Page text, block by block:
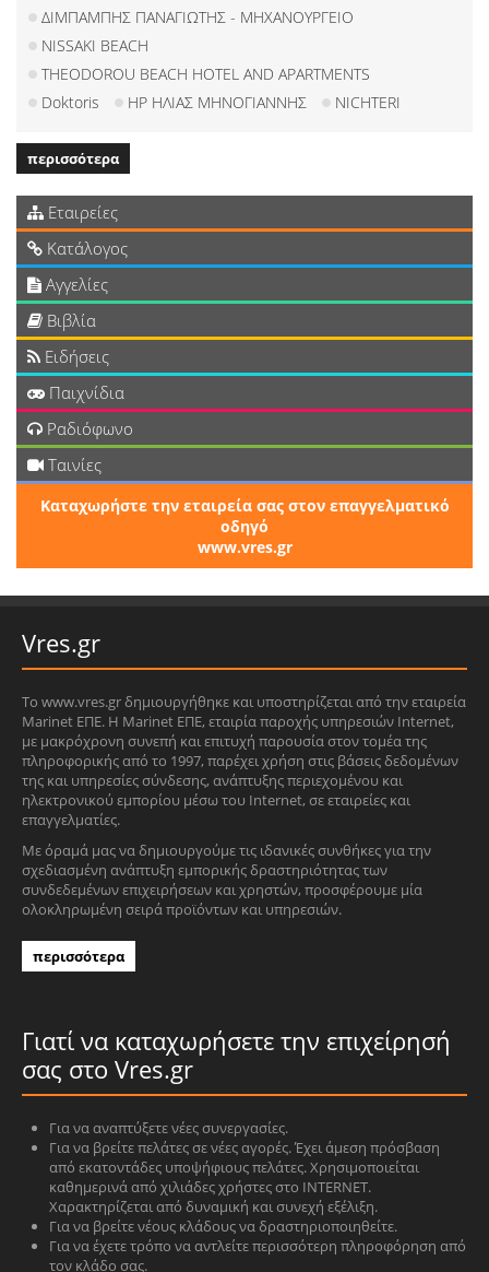
ΔΙΜΠΑΜΠΗΣ ΠΑΝΑΓΙΩΤΗΣ - ΜΗΧΑΝΟΥΡΓΕΙΟ
NISSAKI BEACH
THEODOROU BEACH HOTEL AND APARTMENTS
Doktoris
HP ΗΛΙΑΣ ΜΗΝΟΓΙΑΝΝΗΣ NICHTERI
περισσότερα
Εταιρείες
Κατάλογος
Αγγελίες
Βιβλία
Ειδήσεις
Παιχνίδια
Ραδιόφωνο
Ταινίες
Καταχωρήστε την εταιρεία σας στον επαγγελματικό
οδηγό
www.vres.gr
Vres.gr
Το www.vres.gr δημιουργήθηκε και υποστηρίζεται από την εταιρεία
Marinet ΕΠΕ. Η Marinet ΕΠΕ, εταιρία παροχής υπηρεσιών Internet,
με μακρόχρονη συνεπή και επιτυχή παρουσία στον τομέα της
πληροφορικής από το 1997, παρέχει χρήση στις βάσεις δεδομένων
της και υπηρεσίες σύνδεσης, ανάπτυξης περιεχομένου και
ηλεκτρονικού εμπορίου μέσω του Internet, σε εταιρείες και
επαγγελματίες.
Με όραμά μας να δημιουργούμε τις ιδανικές συνθήκες για την
σχεδιασμένη ανάπτυξη εμπορικής δραστηριότητας των
συνδεδεμένων επιχειρήσεων και χρηστών, προσφέρουμε μία
ολοκληρωμένη σειρά προϊόντων και υπηρεσιών.
περισσότερα
Γιατί να καταχωρήσετε την επιχείρησή
σας στο Vres.gr
Για να αναπτύξετε νέες συνεργασίες.
Για να βρείτε πελάτες σε νέες αγορές. Έχει άμεση πρόσβαση
από εκατοντάδες υποψήφιους πελάτες. Χρησιμοποιείται
καθημερινά από χιλιάδες χρήστες στο INTERNET.
Χαρακτηρίζεται από δυναμική και συνεχή εξέλιξη.
Για να βρείτε νέους κλάδους να δραστηριοποιηθείτε.
Για να έχετε τρόπο να αντλείτε περισσότερη πληροφόρηση από
τον κλάδο σας.